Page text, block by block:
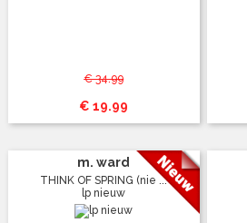
€ 34.99
€ 19.99
m. ward
THINK OF SPRING (nie ...
lp nieuw